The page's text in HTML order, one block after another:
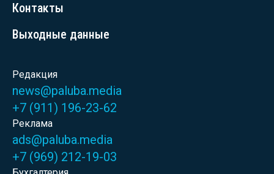
Контакты
Выходные данные
Редакция
news@paluba.media
+7 (911) 196-23-62
Реклама
ads@paluba.media
+7 (969) 212-19-03